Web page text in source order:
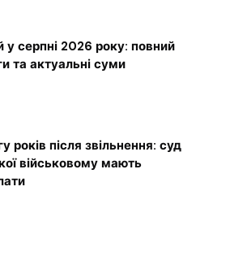
у серпні 2026 року: повний
та актуальні суми
років після звільнення: суд
військовому мають